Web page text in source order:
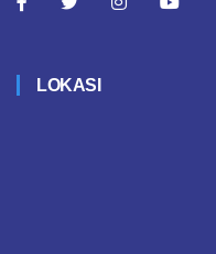
LOKASI